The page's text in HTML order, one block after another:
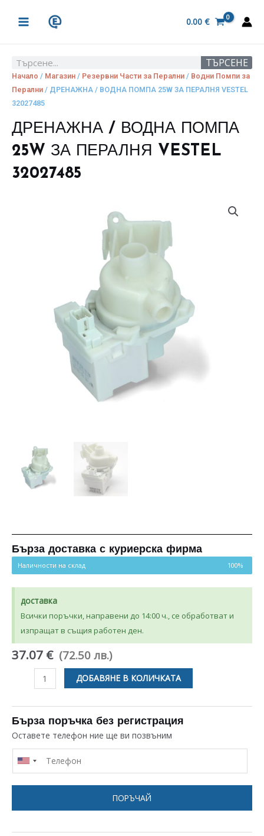
MENU
0.00 €
Search ТЪРСЕНЕ
Начало / Магазин / Резервни Части за Перални / Водни Помпи за
Перални / ДРЕНАЖНА / ВОДНА ПОМПА 25W ЗА ПЕРАЛНЯ VESTEL
32027485
ДРЕНАЖНА / ВОДНА ПОМПА
25W ЗА ПЕРАЛНЯ VESTEL
32027485
Бърза доставка с куриерска фирма
Наличности на склад 100%
доставка
Всички поръчки, направени до 14:00 ч., се обработват и
изпращат в същия работен ден.
37.07 € (72.50 лв.)
количество
ДРЕНАЖНА
/
ВОДНА
ПОМПА
25W
VESTEL
ДОБАВЯНЕ В КОЛИЧКАТА
Бърза поръчка без регистрация
Оставете телефон ние ще ви позвъним
ПОРЪЧАЙ